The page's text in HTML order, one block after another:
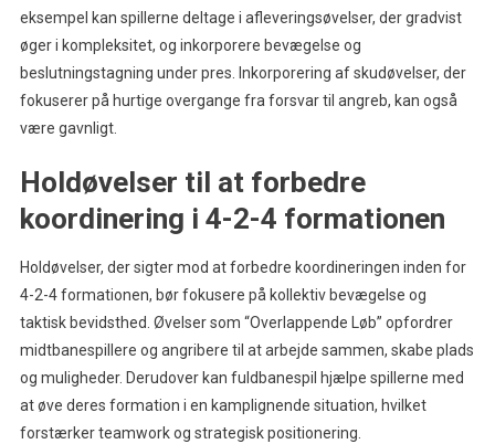
eksempel kan spillerne deltage i afleveringsøvelser, der gradvist
øger i kompleksitet, og inkorporere bevægelse og
beslutningstagning under pres. Inkorporering af skudøvelser, der
fokuserer på hurtige overgange fra forsvar til angreb, kan også
være gavnligt.
Holdøvelser til at forbedre
koordinering i 4-2-4 formationen
Holdøvelser, der sigter mod at forbedre koordineringen inden for
4-2-4 formationen, bør fokusere på kollektiv bevægelse og
taktisk bevidsthed. Øvelser som “Overlappende Løb” opfordrer
midtbanespillere og angribere til at arbejde sammen, skabe plads
og muligheder. Derudover kan fuldbanespil hjælpe spillerne med
at øve deres formation i en kamplignende situation, hvilket
forstærker teamwork og strategisk positionering.